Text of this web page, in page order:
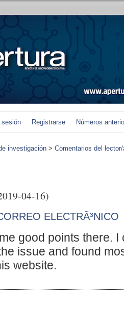
sesión Registrarse Números
investigación > Comentarios del lector/
04-16)
ELECTRÃ³NICO
good points there.
issue and found
website.